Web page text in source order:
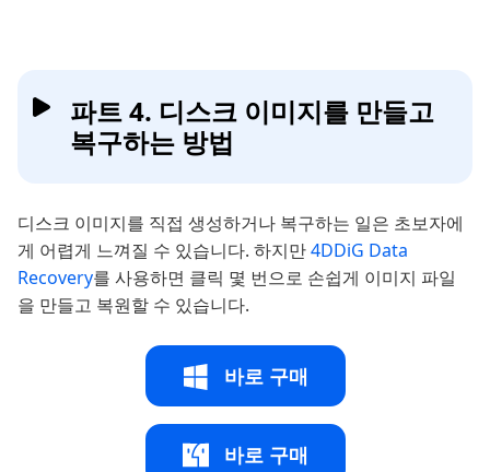
파트 4. 디스크 이미지를 만들고
복구하는 방법
디스크 이미지를 직접 생성하거나 복구하는 일은 초보자에
게 어렵게 느껴질 수 있습니다. 하지만4DDiG Data
Recovery를 사용하면 클릭 몇 번으로 손쉽게 이미지 파일
을 만들고 복원할 수 있습니다.
바로 구매
바로 구매